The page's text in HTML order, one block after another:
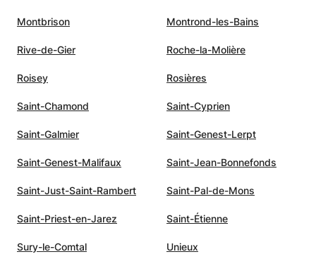
Montbrison Montrond-les-Bains
Rive-de-Gier Roche-la-Molière
Roisey Rosières
Saint-Chamond Saint-Cyprien
Saint-Galmier Saint-Genest-Lerpt
Saint-Genest-Malifaux Saint-Jean-Bonnefonds
Saint-Just-Saint-Rambert Saint-Pal-de-Mons
Saint-Priest-en-Jarez Saint-Étienne
Sury-le-Comtal Unieux